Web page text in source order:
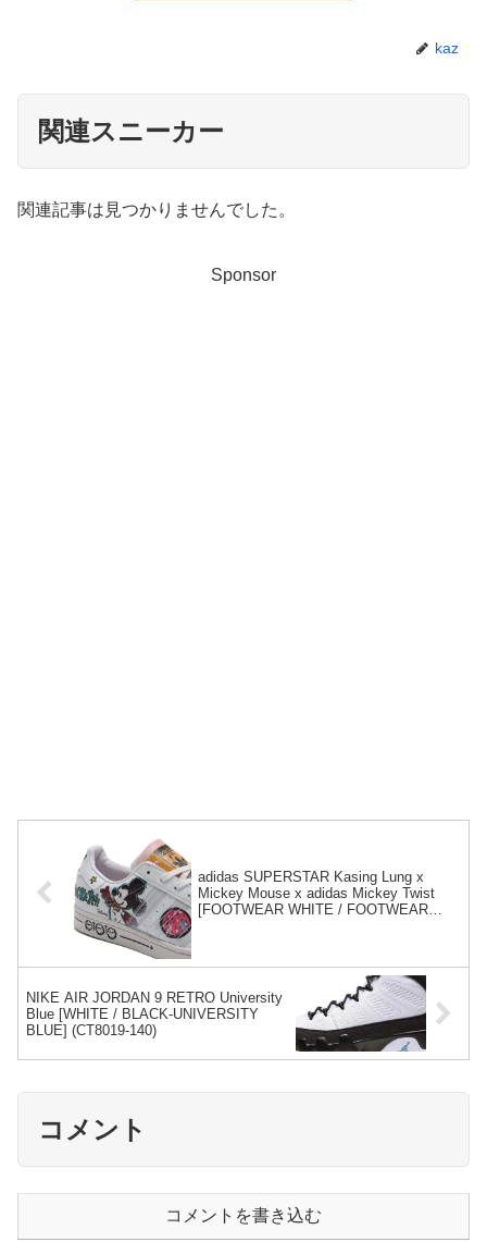
kaz
関連スニーカー
関連記事は見つかりませんでした。
Sponsor
adidas SUPERSTAR Kasing Lung x
Mickey Mouse x adidas Mickey Twist
[FOOTWEAR WHITE / FOOTWEAR
NIKE AIR JORDAN 9 RETRO University
Blue [WHITE / BLACK-UNIVERSITY
BLUE] (CT8019-140)
コメント
コメントを書き込む